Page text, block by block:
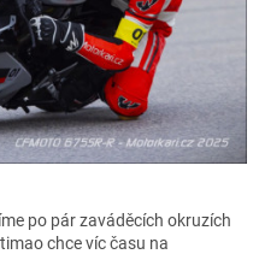
po pár zaváděcích okruzích
chce víc času na